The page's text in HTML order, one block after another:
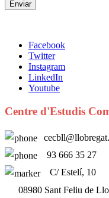
Facebook
Twitter
Instagram
LinkedIn
Youtube
Centre d'Estudis
93 666 35 27
C/ Estelí, 10
08980 Sant Feliu de